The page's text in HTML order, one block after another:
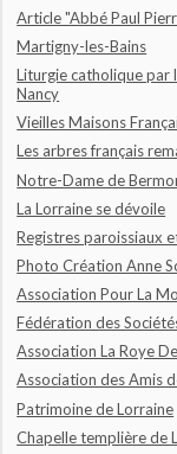
Article "Abbé Paul
Martigny-les-Bains
Liturgie catholique par
Nancy
Vieilles Maisons
Les arbres français
Notre-Dame de
La Lorraine se dévoile
Registres paroissiaux
Photo Création Anne
Association Pour La
Fédération des
Association La Roye
Association des Amis
Patrimoine de Lorraine
Chapelle templière de